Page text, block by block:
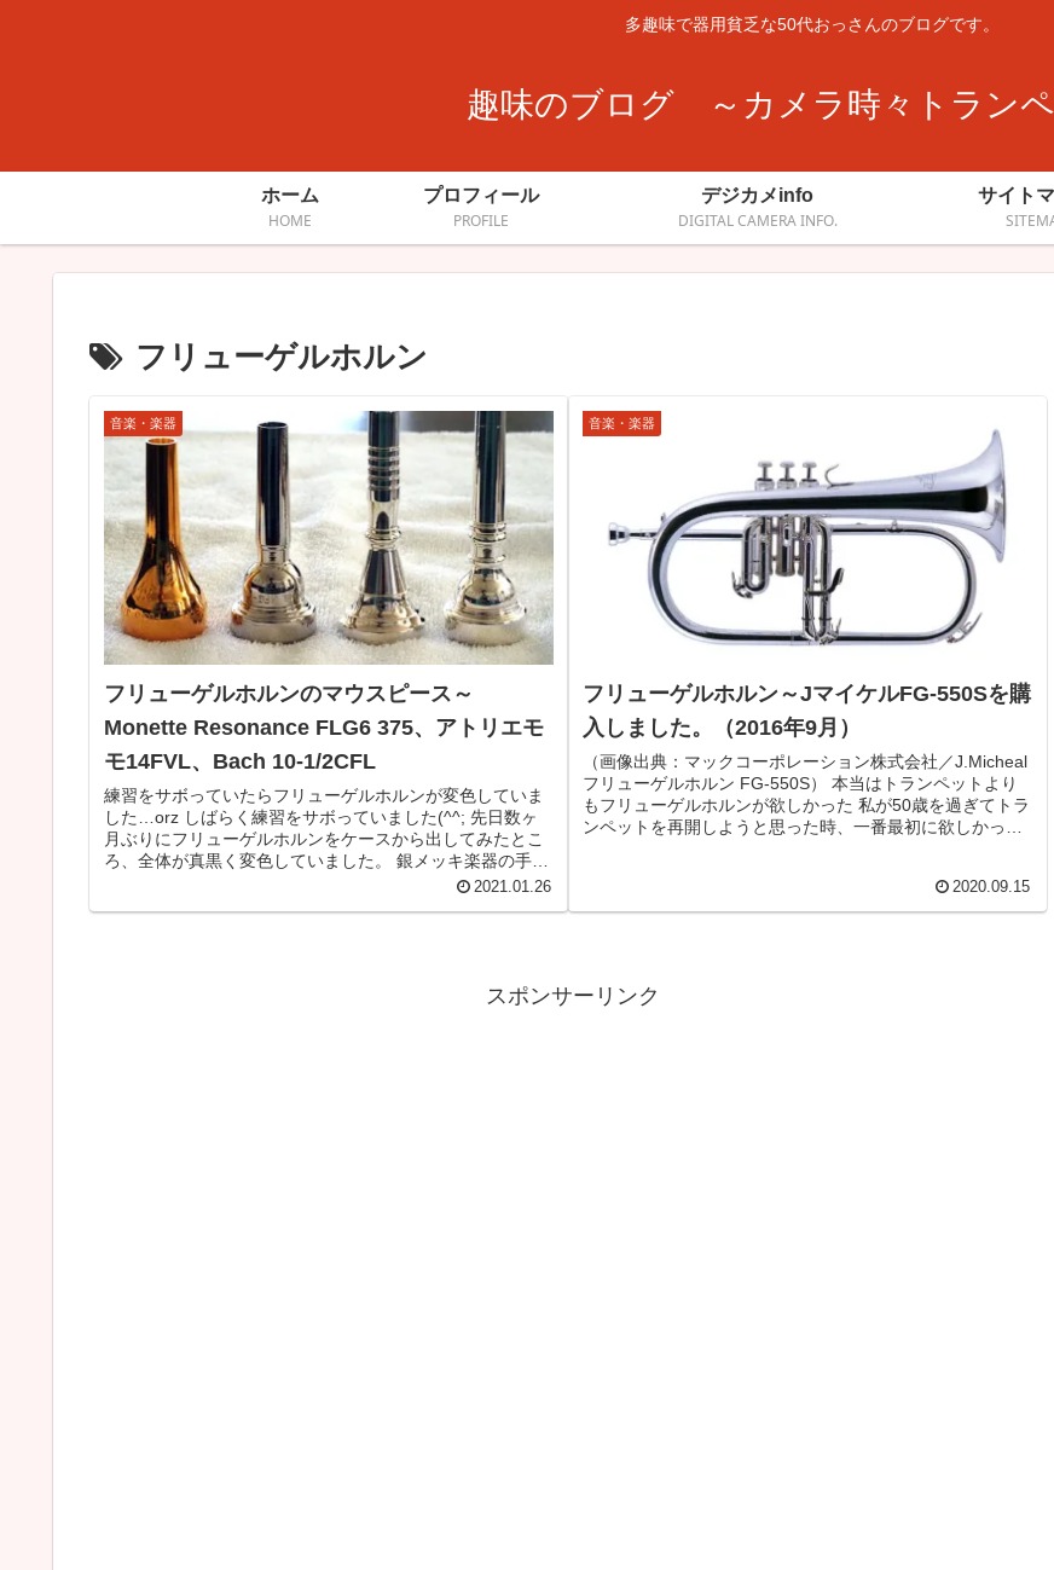
多趣味で器用貧乏な50代おっさんのブログです。
趣味のブログ ～カメラ時々トラン
ホーム
HOME
プロフィール
PROFILE
デジカメinfo
DIGITAL CAMERA INFO.
サイト
フリューゲルホルン
音楽・楽器
フリューゲルホルンのマウスピース～
Monette Resonance FLG6 375、アトリエモ
モ14FVL、Bach 10-1/2CFL
練習をサボっていたらフリューゲルホルンが変色していま
した…orz しばらく練習をサボっていました(^^; 先日数ヶ
月ぶりにフリューゲルホルンをケースから出してみたとこ
ろ、全体が真黒く変色していました。 銀メッキ楽器の手入
2021.01.26
音楽・楽器
フリューゲルホルン～JマイケルFG-550Sを購
入しました。（2016年9月）
（画像出典：マックコーポレーション株式会社／J.Micheal
フリューゲルホルン FG-550S） 本当はトランペットより
もフリューゲルホルンが欲しかった 私が50歳を過ぎてトラ
ンペットを再開しようと思った時、一番最初に欲しかった
2020.09.15
スポンサーリンク